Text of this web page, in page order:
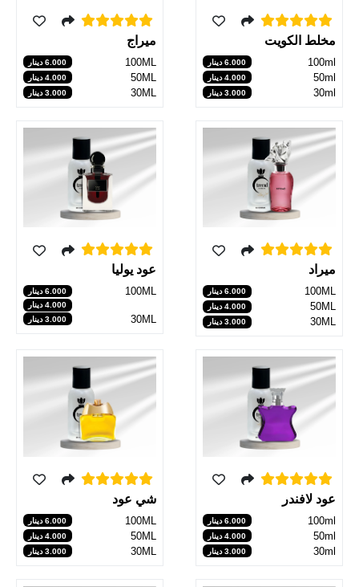
مخلط الكويت
100ml 6.000 دينار
50ml 4.000 دينار
30ml 3.000 دينار
ميراج
100ML 6.000 دينار
50ML 4.000 دينار
30ML 3.000 دينار
ميراد
100ML 6.000 دينار
50ML 4.000 دينار
30ML 3.000 دينار
عود يوليا
100ML
6.000 دينار
4.000 دينار
30ML 3.000 دينار
عود لافندر
100ml 6.000 دينار
50ml 4.000 دينار
30ml 3.000 دينار
شي عود
100ML 6.000 دينار
50ML 4.000 دينار
30ML 3.000 دينار